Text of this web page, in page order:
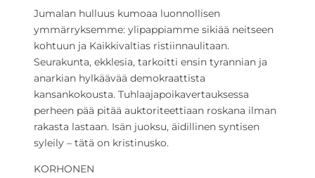
Jumalan hulluus kumoaa luonnollisen
ymmärryksemme: ylipappiamme sikiää neitseen
kohtuun ja Kaikkivaltias ristiinnaulitaan.
Seurakunta, ekklesia, tarkoitti ensin tyrannian ja
anarkian hylkäävää demokraattista
kansankokousta. Tuhlaajapoikavertauksessa
perheen pää pitää auktoriteettiaan roskana ilman
rakasta lastaan. Isän juoksu, äidillinen syntisen
syleily – tätä on kristinusko.
KORHONEN